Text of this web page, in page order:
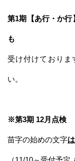
第1期【あ行・か
も
受け付けておりま
い。
※第3期 12月点検
苗字の始めの文字は